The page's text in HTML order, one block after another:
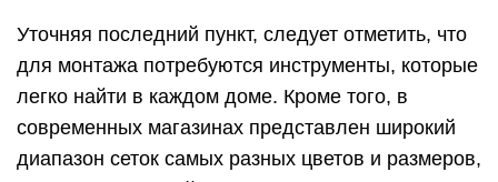
Уточняя последний пункт, следует отметить, что
для монтажа потребуются инструменты, которые
легко найти в каждом доме. Кроме того, в
современных магазинах представлен широкий
диапазон сеток самых разных цветов и размеров,